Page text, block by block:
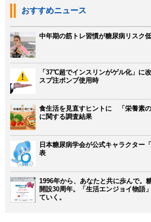
おすすめニュース
中年期の筋トレ習慣が糖尿病リスク
「37℃超でインスリンがゲル化」に
スプ注ポンプ使用時
食生活を見直すヒントに 「栄養素
に関する調査結果
日本糖尿病学会が公式キャラクター
表
1996年から、あなたと共に歩んで。
開設30周年。「生活エンジョイ物語
ていく。